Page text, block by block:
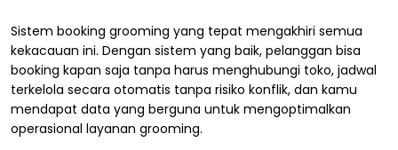
Sistem booking grooming yang tepat mengakhiri semua
kekacauan ini. Dengan sistem yang baik, pelanggan bisa
booking kapan saja tanpa harus menghubungi toko, jadwal
terkelola secara otomatis tanpa risiko konflik, dan kamu
mendapat data yang berguna untuk mengoptimalkan
operasional layanan grooming.